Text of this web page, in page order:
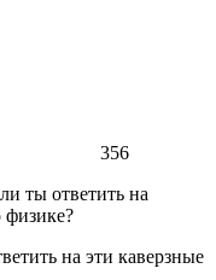
356
на эти каверзные